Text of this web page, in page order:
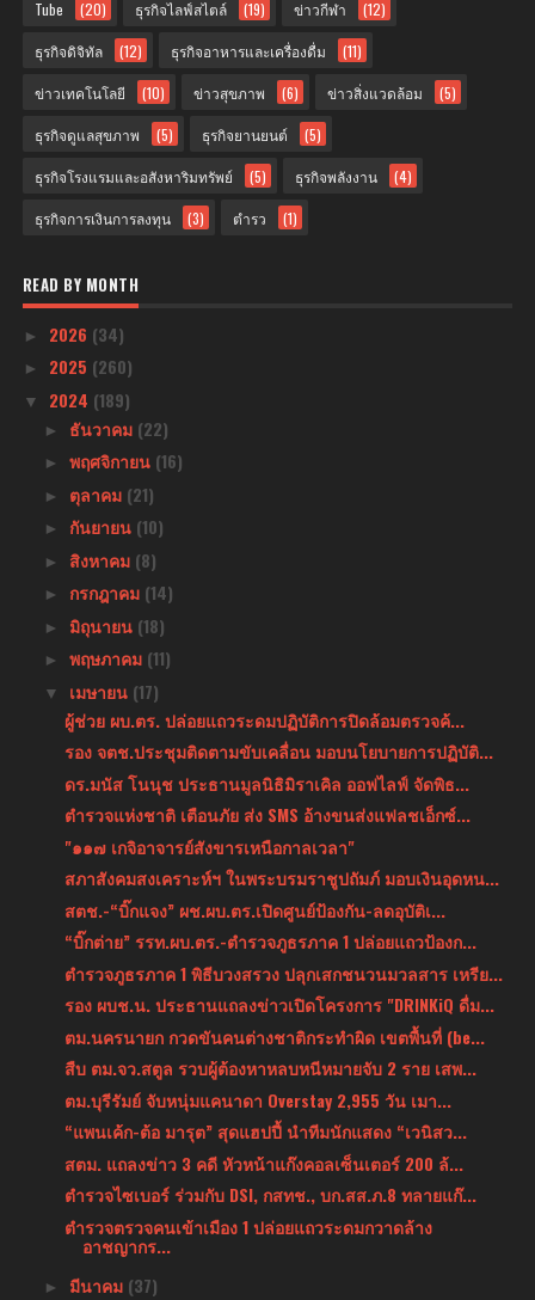
Tube (20) ธุรกิจไลฟ์สไตล์ (19) ข่าวกีฬา (12)
ธุรกิจดิจิทัล (12) ธุรกิจอาหารและเครื่องดื่ม (11)
ข่าวเทคโนโลยี (10) ข่าวสุขภาพ (6) ข่าวสิ่งแวดล้อม (5)
ธุรกิจดูแลสุขภาพ (5) ธุรกิจยานยนต์ (5)
ธุรกิจโรงแรมและอสังหาริมทรัพย์ (5) ธุรกิจพลังงาน (4)
ธุรกิจการเงินการลงทุน (3) ตำรว (1)
READ BY MONTH
► 2026 (34)
► 2025 (260)
▼ 2024 (189)
► ธันวาคม (22)
► พฤศจิกายน (16)
► ตุลาคม (21)
► กันยายน (10)
► สิงหาคม (8)
► กรกฎาคม (14)
► มิถุนายน (18)
► พฤษภาคม (11)
▼ เมษายน (17)
ผู้ช่วย ผบ.ตร. ปล่อยแถวระดมปฏิบัติการปิดล้อมตรวจค้...
รอง จตช.ประชุมติดตามขับเคลื่อน มอบนโยบายการปฏิบัติ...
ดร.มนัส โนนุช ประธานมูลนิธิมิราเคิล ออฟไลฟ์ จัดพิธ...
ตำรวจแห่งชาติ เตือนภัย ส่ง SMS อ้างขนส่งแฟลชเอ็กซ์...
"๑๑๗ เกจิอาจารย์สังขารเหนือกาลเวลา"
สภาสังคมสงเคราะห์ฯ ในพระบรมราชูปถัมภ์ มอบเงินอุดหน...
สตช.-“บิ๊กแจง” ผช.ผบ.ตร.เปิดศูนย์ป้องกัน-ลดอุบัติเ...
“บิ๊กต่าย” รรท.ผบ.ตร.-ตำรวจภูธรภาค 1 ปล่อยแถวป้องก...
ตำรวจภูธรภาค 1 พิธีบวงสรวง ปลุกเสกชนวนมวลสาร เหรีย...
รอง ผบช.น. ประธานแถลงข่าวเปิดโครงการ "DRINKiQ ดื่ม...
ตม.นครนายก กวดขันคนต่างชาติกระทำผิด เขตพื้นที่ (be...
สืบ ตม.จว.สตูล รวบผู้ต้องหาหลบหนีหมายจับ 2 ราย เสพ...
ตม.บุรีรัมย์ จับหนุ่มแคนาดา Overstay 2,955 วัน เมา...
“แพนเค้ก-ต้อ มารุต” สุดแฮปปี้ นำทีมนักแสดง “เวนิสว...
สตม. แถลงข่าว 3 คดี หัวหน้าแก๊งคอลเซ็นเตอร์ 200 ล้...
ตำรวจไซเบอร์ ร่วมกับ DSI, กสทช., บก.สส.ภ.8 ทลายแก๊...
ตำรวจตรวจคนเข้าเมือง 1 ปล่อยแถวระดมกวาดล้าง
อาชญากร...
► มีนาคม (37)